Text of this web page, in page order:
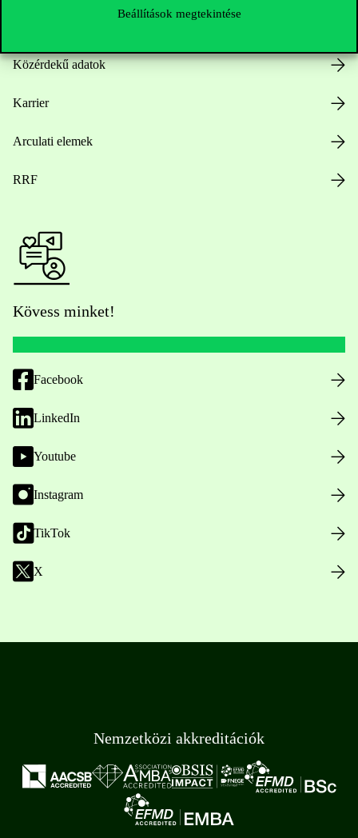
Beállítások megtekintése
Közérdekű adatok
Karrier
Arculati elemek
RRF
Kövess minket!
Facebook
LinkedIn
Youtube
Instagram
TikTok
X
Nemzetközi akkreditációk